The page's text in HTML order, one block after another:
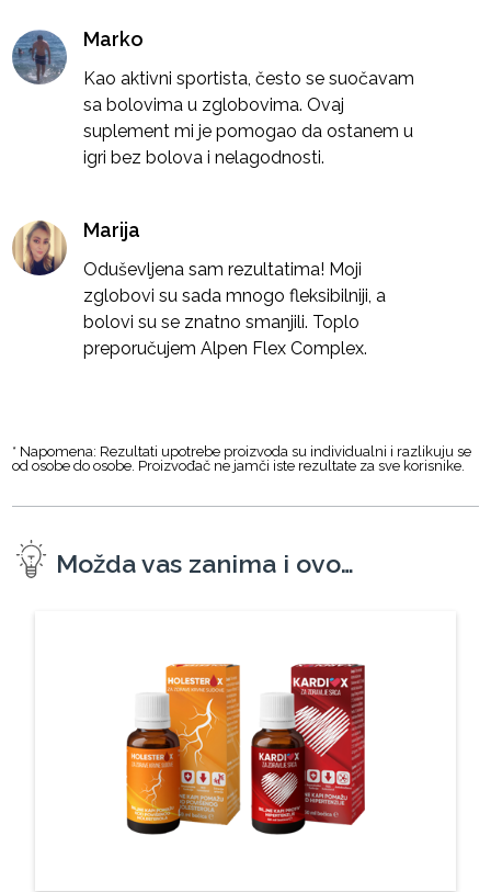
Marko
Kao aktivni sportista, često se suočavam
sa bolovima u zglobovima. Ovaj
suplement mi je pomogao da ostanem u
igri bez bolova i nelagodnosti.
Marija
Oduševljena sam rezultatima! Moji
zglobovi su sada mnogo fleksibilniji, a
bolovi su se znatno smanjili. Toplo
preporučujem Alpen Flex Complex.
* Napomena: Rezultati upotrebe proizvoda su individualni i razlikuju se
od osobe do osobe. Proizvođač ne jamči iste rezultate za sve korisnike.
Možda vas zanima i ovo…